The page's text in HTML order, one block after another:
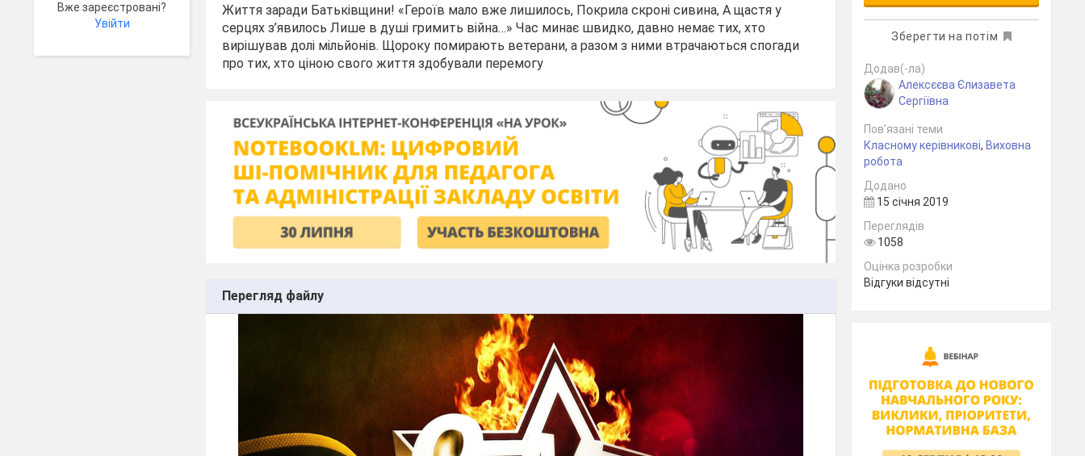
Вже зареєстровані?
Увійти
Життя заради Батьківщини! «Героїв мало вже лишилось, Покрила скроні сивина, А щастя у
серцях з’явилось Лише в душі гримить війна…» Час минає швидко, давно немає тих, хто
вирішував долі мільйонів. Щороку помирають ветерани, а разом з ними втрачаються спогади
про тих, хто ціною свого життя здобували перемогу
Перегляд файлу
Зберегти на потім
Додав(-ла)
Алексєєва Єлизавета
Сергіївна
Пов’язані теми
Класному керівникові, Виховна
робота
Додано
15 січня 2019
Переглядів
1058
Оцінка розробки
Відгуки відсутні